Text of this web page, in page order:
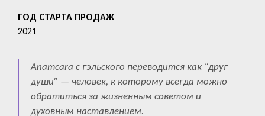
ГОД СТАРТА ПРОДАЖ
2021
Anamcara с гэльского переводится как “друг
души” — человек, к которому всегда можно
обратиться за жизненным советом и
духовным наставлением.